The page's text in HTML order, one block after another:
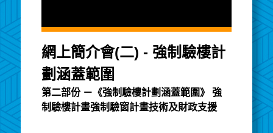
網上簡介會(二) - 強制驗樓計
劃涵蓋範圍
第二部份 －《強制驗樓計劃涵蓋範圍》 強
制驗樓計畫強制驗窗計畫技術及財政支援